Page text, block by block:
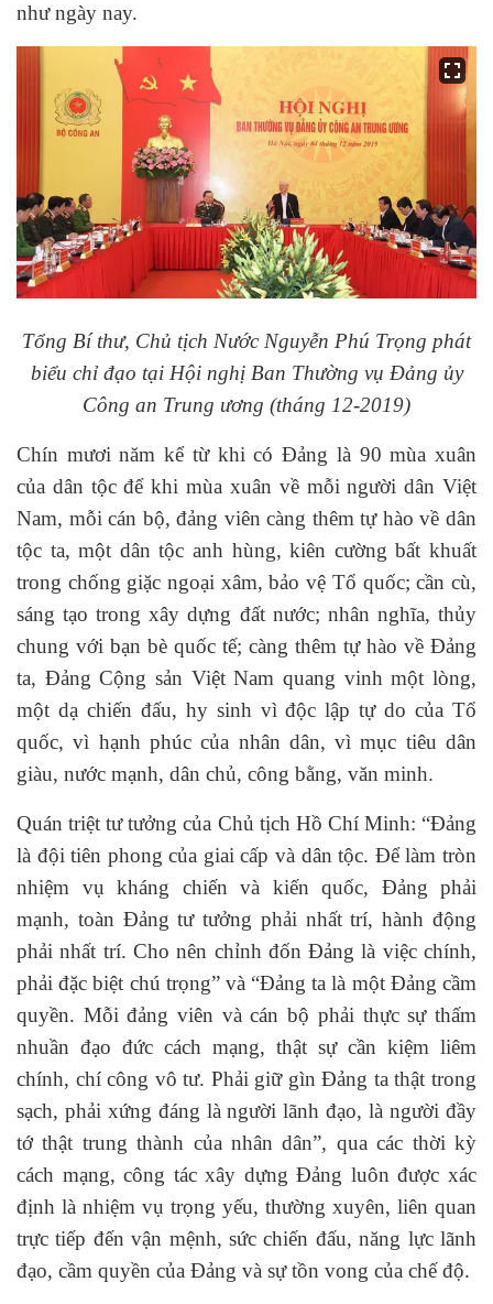
như ngày nay.
Tổng Bí thư, Chủ tịch Nước Nguyễn Phú Trọng phát
biểu chỉ đạo tại Hội nghị Ban Thường vụ Đảng ủy
Công an Trung ương (tháng 12-2019)
Chín mươi năm kể từ khi có Đảng là 90 mùa xuân
của dân tộc để khi mùa xuân về mỗi người dân Việt
Nam, mỗi cán bộ, đảng viên càng thêm tự hào về dân
tộc ta, một dân tộc anh hùng, kiên cường bất khuất
trong chống giặc ngoại xâm, bảo vệ Tổ quốc; cần cù,
sáng tạo trong xây dựng đất nước; nhân nghĩa, thủy
chung với bạn bè quốc tế; càng thêm tự hào về Đảng
ta, Đảng Cộng sản Việt Nam quang vinh một lòng,
một dạ chiến đấu, hy sinh vì độc lập tự do của Tổ
quốc, vì hạnh phúc của nhân dân, vì mục tiêu dân
giàu, nước mạnh, dân chủ, công bằng, văn minh.
Quán triệt tư tưởng của Chủ tịch Hồ Chí Minh: “Đảng
là đội tiên phong của giai cấp và dân tộc. Để làm tròn
nhiệm vụ kháng chiến và kiến quốc, Đảng phải
mạnh, toàn Đảng tư tưởng phải nhất trí, hành động
phải nhất trí. Cho nên chỉnh đốn Đảng là việc chính,
phải đặc biệt chú trọng” và “Đảng ta là một Đảng cầm
quyền. Mỗi đảng viên và cán bộ phải thực sự thấm
nhuần đạo đức cách mạng, thật sự cần kiệm liêm
chính, chí công vô tư. Phải giữ gìn Đảng ta thật trong
sạch, phải xứng đáng là người lãnh đạo, là người đầy
tớ thật trung thành của nhân dân”, qua các thời kỳ
cách mạng, công tác xây dựng Đảng luôn được xác
định là nhiệm vụ trọng yếu, thường xuyên, liên quan
trực tiếp đến vận mệnh, sức chiến đấu, năng lực lãnh
đạo, cầm quyền của Đảng và sự tồn vong của chế độ.